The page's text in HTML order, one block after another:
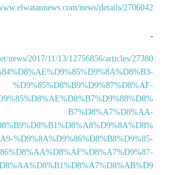
www.elwatannews.com/news/details/
news/2017/11/13/12756856/articles/
A9-